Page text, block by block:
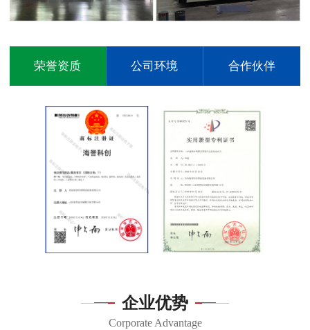
荣誉资质 公司环境 合作伙伴
企业优势
Corporate Advantage